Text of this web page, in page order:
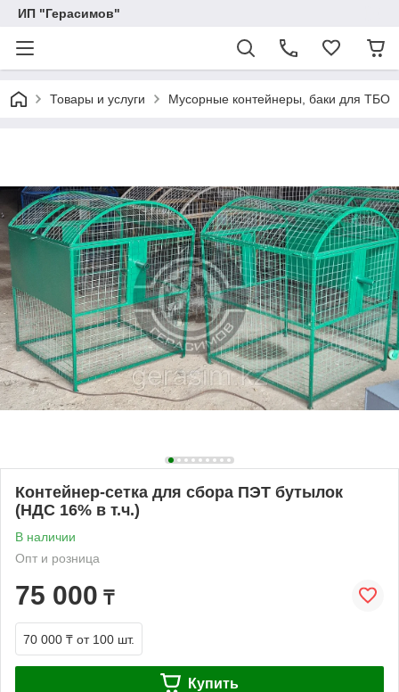
ИП "Герасимов"
Товары и услуги Мусорные контейнеры, баки для ТБО
Контейнер-сетка для сбора ПЭТ бутылок
(НДС 16% в т.ч.)
В наличии
Опт и розница
75 000 ₸
70 000 ₸ от 100 шт.
Купить